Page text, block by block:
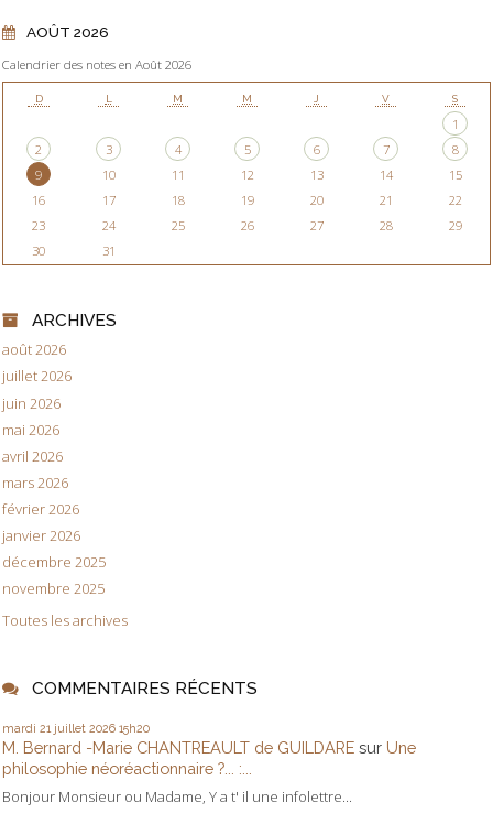
AOÛT 2026
Calendrier des notes en Août 2026
D L M M J V S
1
2
3 4 5 6 7
8
9
10 11 12 13 14
15
16
17 18 19 20 21
22
23
24 25 26 27 28
29
30
31
ARCHIVES
août 2026
juillet 2026
juin 2026
mai 2026
avril 2026
mars 2026
février 2026
janvier 2026
décembre 2025
novembre 2025
Toutes les archives
COMMENTAIRES RÉCENTS
mardi 21 juillet 2026 15h20
M. Bernard -Marie CHANTREAULT de GUILDARE sur Une
philosophie néoréactionnaire ?... :...
Bonjour Monsieur ou Madame, Y a t' il une infolettre...